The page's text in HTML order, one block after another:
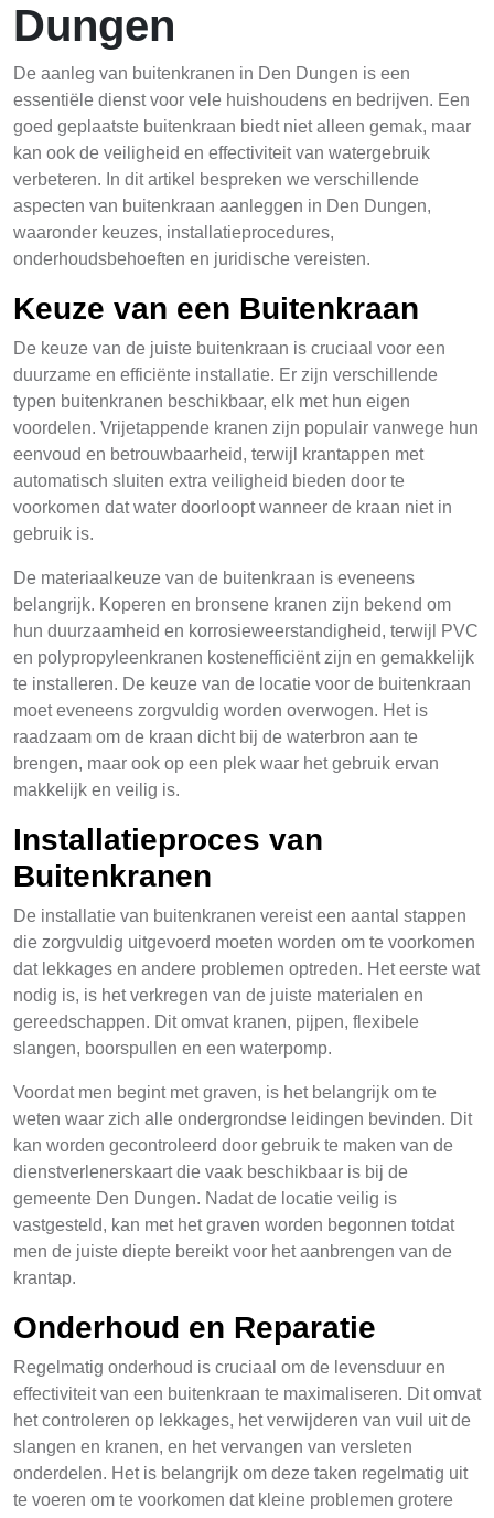
Dungen
De aanleg van buitenkranen in Den Dungen is een
essentiële dienst voor vele huishoudens en bedrijven. Een
goed geplaatste buitenkraan biedt niet alleen gemak, maar
kan ook de veiligheid en effectiviteit van watergebruik
verbeteren. In dit artikel bespreken we verschillende
aspecten van buitenkraan aanleggen in Den Dungen,
waaronder keuzes, installatieprocedures,
onderhoudsbehoeften en juridische vereisten.
Keuze van een Buitenkraan
De keuze van de juiste buitenkraan is cruciaal voor een
duurzame en efficiënte installatie. Er zijn verschillende
typen buitenkranen beschikbaar, elk met hun eigen
voordelen. Vrijetappende kranen zijn populair vanwege hun
eenvoud en betrouwbaarheid, terwijl krantappen met
automatisch sluiten extra veiligheid bieden door te
voorkomen dat water doorloopt wanneer de kraan niet in
gebruik is.
De materiaalkeuze van de buitenkraan is eveneens
belangrijk. Koperen en bronsene kranen zijn bekend om
hun duurzaamheid en korrosieweerstandigheid, terwijl PVC
en polypropyleenkranen kostenefficiënt zijn en gemakkelijk
te installeren. De keuze van de locatie voor de buitenkraan
moet eveneens zorgvuldig worden overwogen. Het is
raadzaam om de kraan dicht bij de waterbron aan te
brengen, maar ook op een plek waar het gebruik ervan
makkelijk en veilig is.
Installatieproces van
Buitenkranen
De installatie van buitenkranen vereist een aantal stappen
die zorgvuldig uitgevoerd moeten worden om te voorkomen
dat lekkages en andere problemen optreden. Het eerste wat
nodig is, is het verkregen van de juiste materialen en
gereedschappen. Dit omvat kranen, pijpen, flexibele
slangen, boorspullen en een waterpomp.
Voordat men begint met graven, is het belangrijk om te
weten waar zich alle ondergrondse leidingen bevinden. Dit
kan worden gecontroleerd door gebruik te maken van de
dienstverlenerskaart die vaak beschikbaar is bij de
gemeente Den Dungen. Nadat de locatie veilig is
vastgesteld, kan met het graven worden begonnen totdat
men de juiste diepte bereikt voor het aanbrengen van de
krantap.
Onderhoud en Reparatie
Regelmatig onderhoud is cruciaal om de levensduur en
effectiviteit van een buitenkraan te maximaliseren. Dit omvat
het controleren op lekkages, het verwijderen van vuil uit de
slangen en kranen, en het vervangen van versleten
onderdelen. Het is belangrijk om deze taken regelmatig uit
te voeren om te voorkomen dat kleine problemen grotere